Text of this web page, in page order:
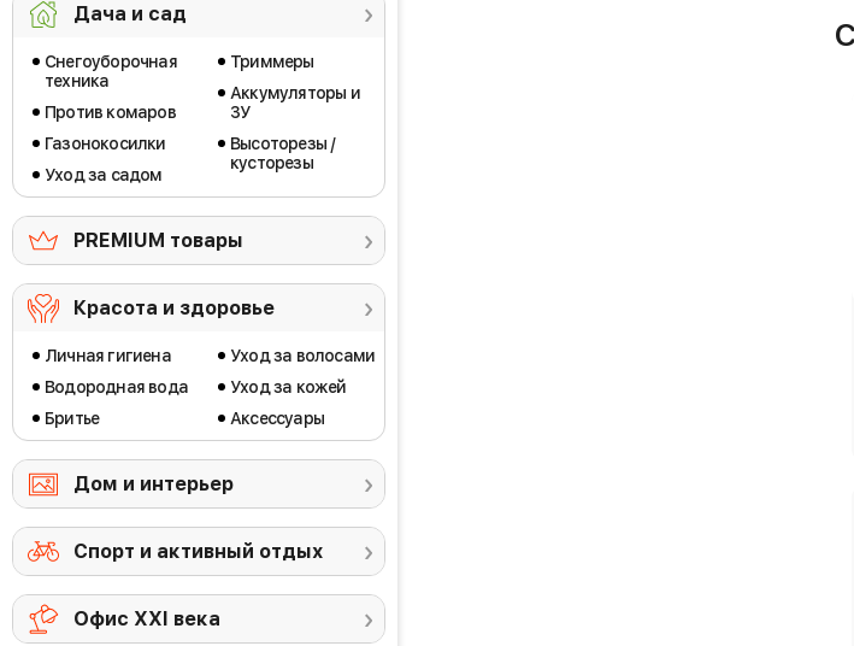
Дача и сад
Снегоуборочная
техника
Против комаров
Газонокосилки
Уход за садом
Триммеры
Аккумуляторы и
ЗУ
Высоторезы /
кусторезы
PREMIUM товары
Красота и здоровье
Личная гигиена
Водородная вода
Бритье
Уход за волосами
Уход за кожей
Аксессуары
Дом и интерьер
Спорт и активный отдых
Офис ХХI века